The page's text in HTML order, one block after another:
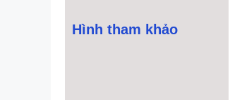
Hình tham khảo